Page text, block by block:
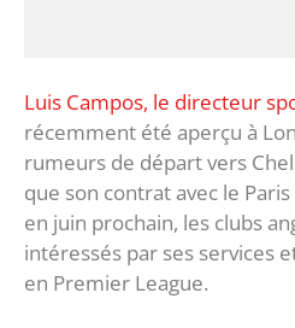
Luis Campos, le directeur
récemment été aperçu à
rumeurs de départ vers
que son contrat avec le
en juin prochain, les clubs
intéressés par ses services
en Premier League.